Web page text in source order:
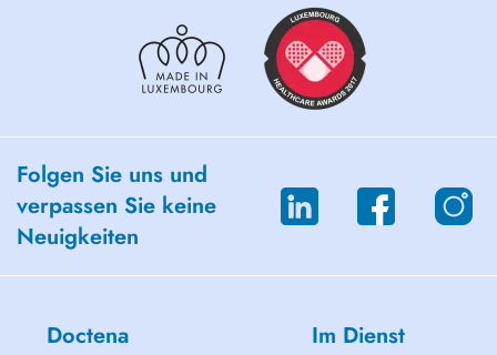
Folgen Sie uns und
verpassen Sie keine
Neuigkeiten
Doctena Im Dienst